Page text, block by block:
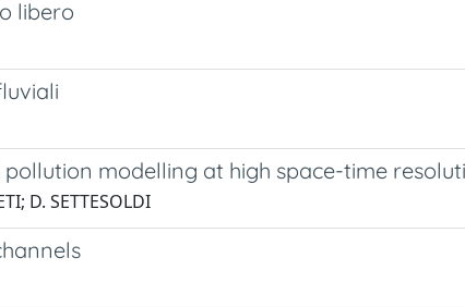
libero
modelling at high space-time
D. SETTESOLDI